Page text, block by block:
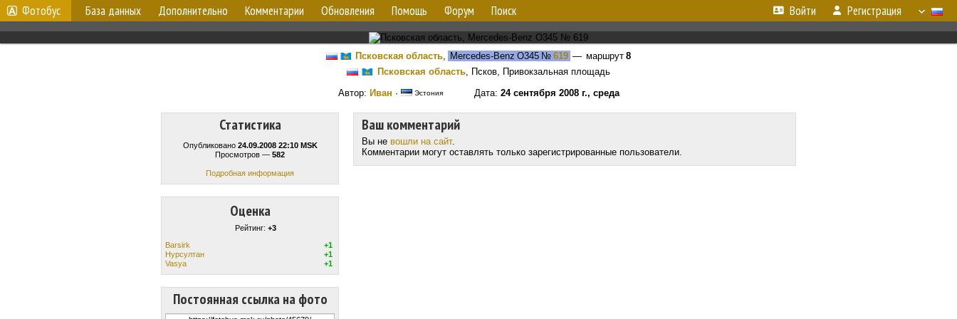
Фотобус База данных Дополнительно Комментарии Обновления Помощь Форум Поиск Войти Регистрация
Псковская область, Mercedes-Benz O345 № 619 — маршрут 8
Псковская область, Псков, Привокзальная площадь
Автор: Иван · ЭстонияДата: 24 сентября 2008 г., среда
Статистика
Опубликовано 24.09.2008 22:10 MSK
Просмотров — 582
Подробная информация
Оценка
Рейтинг: +3
Barsirk
+1
Нурсултан
+1
Vasya
+1
Постоянная ссылка на фото
Ваш комментарий
Вы не вошли на сайт.
Комментарии могут оставлять только зарегистрированные пользователи.